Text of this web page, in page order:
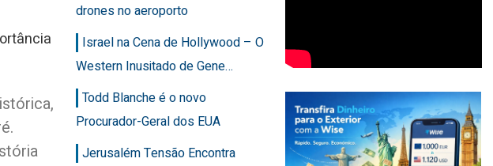
drones no aeroporto
Israel na Cena de Hollywood – O
Western Inusitado de Gene…
Todd Blanche é o novo
Procurador-Geral dos EUA
Jerusalém Tensão Encontra